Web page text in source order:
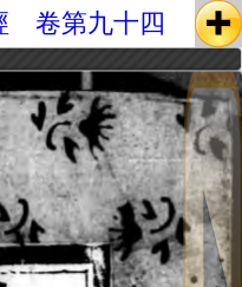
卷第九十四